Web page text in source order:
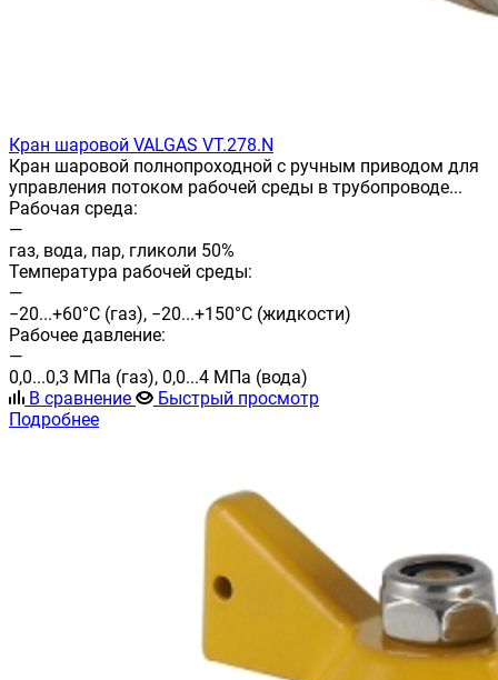
Кран шаровой VALGAS VT.278.N
Кран шаровой полнопроходной с ручным приводом для
управления потоком рабочей среды в трубопроводе...
Рабочая среда:
—
газ, вода, пар, гликоли 50%
Температура рабочей среды:
—
−20...+60°С (газ), −20...+150°С (жидкости)
Рабочее давление:
—
0,0...0,3 МПа (газ), 0,0...4 МПа (вода)
В сравнение
Быстрый просмотр
Подробнее